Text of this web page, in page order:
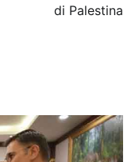
di Palestina